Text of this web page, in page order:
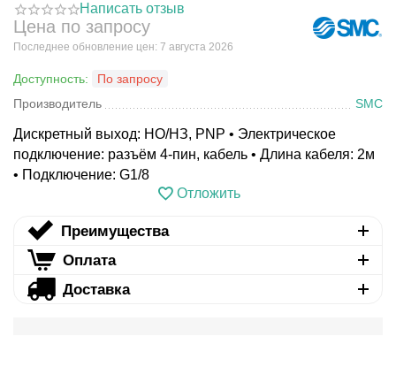
Написать отзыв
Цена по запросу
Последнее обновление цен: 7 августа 2026
Доступность:
По запросу
Производитель
SMC
Дискретный выход: НО/НЗ, PNP • Электрическое
подключение: разъём 4-пин, кабель • Длина кабеля: 2м
• Подключение: G1/8
Отложить
Преимущества
Оплата
Доставка